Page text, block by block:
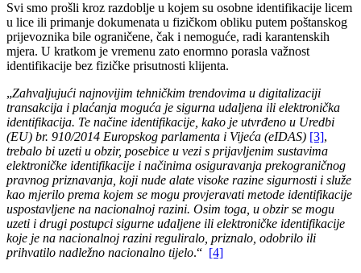
Svi smo prošli kroz razdoblje u kojem su osobne identifikacije licem
u lice ili primanje dokumenata u fizičkom obliku putem poštanskog
prijevoznika bile ograničene, čak i nemoguće, radi karantenskih
mjera. U kratkom je vremenu zato enormno porasla važnost
identifikacije bez fizičke prisutnosti klijenta.
„Zahvaljujući najnovijim tehničkim trendovima u digitalizaciji
transakcija i plaćanja moguća je sigurna udaljena ili elektronička
identifikacija. Te načine identifikacije, kako je utvrđeno u Uredbi
(EU) br. 910/2014 Europskog parlamenta i Vijeća (eIDAS) [3],
trebalo bi uzeti u obzir, posebice u vezi s prijavljenim sustavima
elektroničke identifikacije i načinima osiguravanja prekograničnog
pravnog priznavanja, koji nude alate visoke razine sigurnosti i služe
kao mjerilo prema kojem se mogu provjeravati metode identifikacije
uspostavljene na nacionalnoj razini. Osim toga, u obzir se mogu
uzeti i drugi postupci sigurne udaljene ili elektroničke identifikacije
koje je na nacionalnoj razini reguliralo, priznalo, odobrilo ili
prihvatilo nadležno nacionalno tijelo.“ [4]